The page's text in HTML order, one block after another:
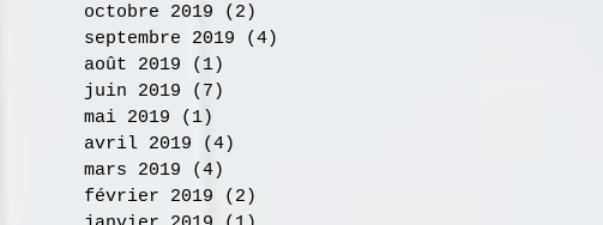
octobre 2019
(2)
septembre 2019
(4)
août 2019
(1)
juin 2019
(7)
mai 2019
(1)
avril 2019
(4)
mars 2019
(4)
février 2019
(2)